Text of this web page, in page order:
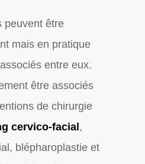
peuvent être
mais en pratique
entre eux.
être associés
de chirurgie
cervico-facial ,
blépharoplastie et